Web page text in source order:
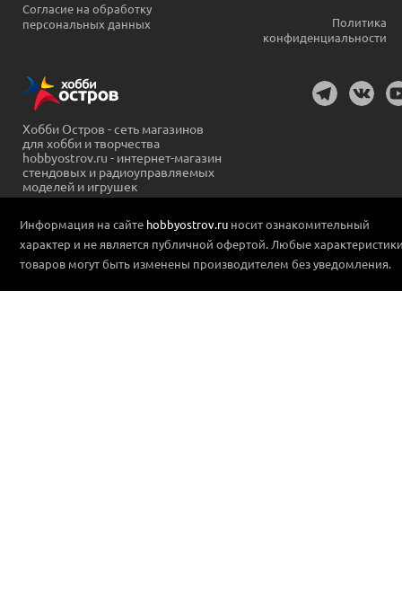
Согласие на обработку
персональных данных
Политика
конфиденциальности
Хобби Остров - сеть магазинов
для хобби и творчества
hobbyostrov.ru - интернет-магазин
стендовых и радиоуправляемых
моделей и игрушек
Информация на сайте hobbyostrov.ru носит ознакомительный
характер и не является публичной офертой. Любые
товаров могут быть изменены производителем без уведомления.